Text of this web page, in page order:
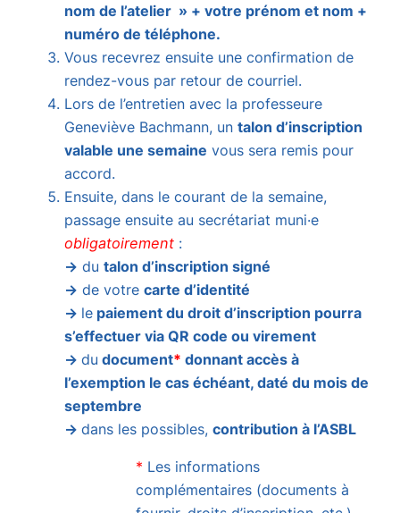
nom de l’atelier » + votre prénom et nom +
numéro de téléphone.
Vous recevrez ensuite une confirmation de
rendez-vous par retour de courriel.
Lors de l’entretien avec la professeure
Geneviève Bachmann, un talon d’inscription
valable une semaine vous sera remis pour
accord.
Ensuite, dans le courant de la semaine,
passage ensuite au secrétariat muni·e
obligatoirement :
→ du talon d’inscription signé
→ de votre carte d’identité
→ le paiement du droit d’inscription pourra
s’effectuer via QR code ou virement
→ du document* donnant accès à
l’exemption le cas échéant, daté du mois de
septembre
→ dans les possibles, contribution à l’ASBL
* Les informations
complémentaires (documents à